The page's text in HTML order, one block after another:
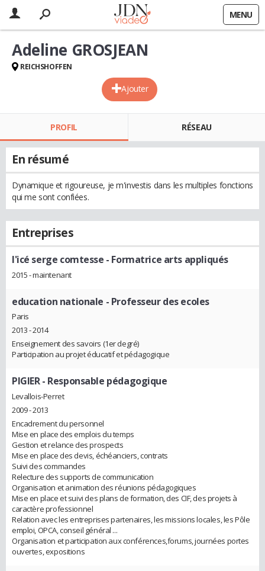
MENU
Ajouter
Adeline GROSJEAN
REICHSHOFFEN
PROFIL RÉSEAU
En résumé
Dynamique et rigoureuse, je m'investis dans les multiples fonctions
qui me sont confiées.
Entreprises
l'icé serge comtesse - Formatrice arts appliqués
2015 - maintenant
education nationale - Professeur des ecoles
Paris
2013 - 2014
Enseignement des savoirs (1er degré)
Participation au projet éducatif et pédagogique
PIGIER- Responsable pédagogique
Levallois-Perret
2009 - 2013
Encadrement du personnel
Mise en place des emplois du temps
Gestion et relance des prospects
Mise en place des devis, échéanciers, contrats
Suivi des commandes
Relecture des supports de communication
Organisation et animation des réunions pédagogiques
Mise en place et suivi des plans de formation, des CIF, des projets à
caractère professionnel
Relation avec les entreprises partenaires, les missions locales, les Pôle
emploi, OPCA, conseil général ...
Organisation et participation aux conférences,forums, journées portes
ouvertes, expositions